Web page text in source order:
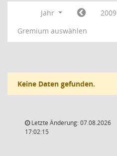
Jahr
2009
Gremium auswählen
Keine Daten gefunden.
Letzte Änderung: 07.08.2026
17:02:15